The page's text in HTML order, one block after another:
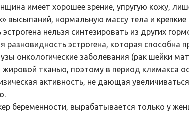
имеет хорошее зрение, упругую кожу,
высыпаний, нормальную массу тела и крепкие
нельзя синтезировать из других
разновидность эстрогена, которая способна
онкологические заболевания (рак шейки
жировой тканью, поэтому в период климакса
активность, не дающая
беременности, вырабатывается только у